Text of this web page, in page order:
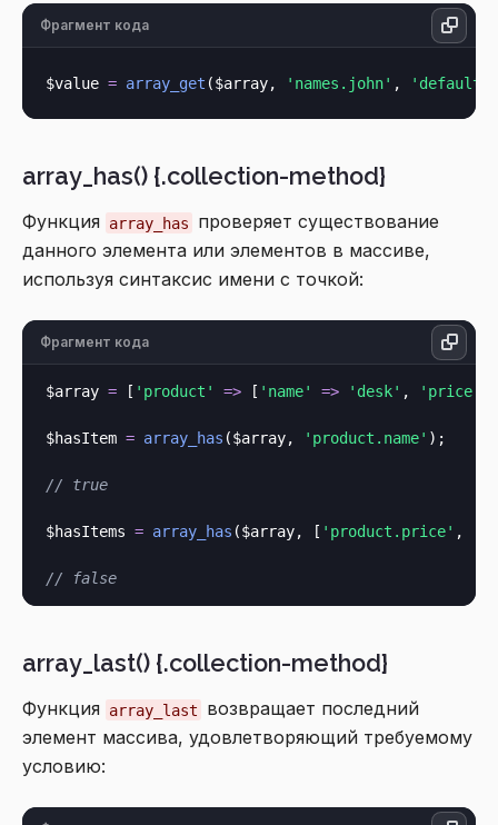
Фрагмент кода
$value = array_get ($array, 'names.john' , 'default'
array_has() {.collection-method}
Функция array_has
проверяет существование
данного элемента или элементов в массиве,
используя синтаксис имени с точкой:
Фрагмент кода
$array = [ 'product' => [ 'name' => 'desk' , 'price'
$hasItem = array_has ($array, 'product.name' );
// true
$hasItems = array_has ($array, [ 'product.price' ,
// false
array_last() {.collection-method}
Функция array_last
возвращает последний
элемент массива, удовлетворяющий требуемому
условию: